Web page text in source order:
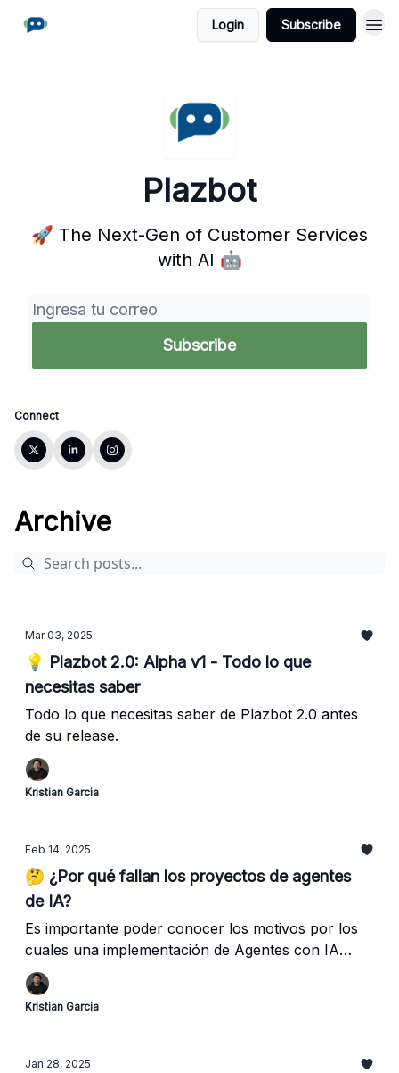
Login Subscribe
Plazbot
🚀 The Next-Gen of Customer Services
with AI 🤖
Connect
Archive
Mar 03, 2025
💡 Plazbot 2.0: Alpha v1 - Todo lo que
necesitas saber
Todo lo que necesitas saber de Plazbot 2.0 antes
de su release.
Kristian Garcia
Feb 14, 2025
🤔 ¿Por qué fallan los proyectos de agentes
de IA?
Es importante poder conocer los motivos por los
cuales una implementación de Agentes con IA
pueden fallar y tomar medidas en el asunto.
Kristian Garcia
Jan 28, 2025